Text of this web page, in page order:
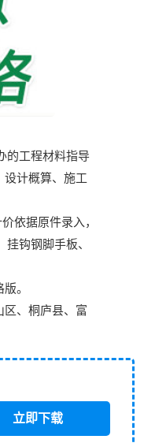
的工程材料指导
设计概算、施工
依据原件录入，
钩钢脚手板、
版。
区、桐庐县、富
立即下载